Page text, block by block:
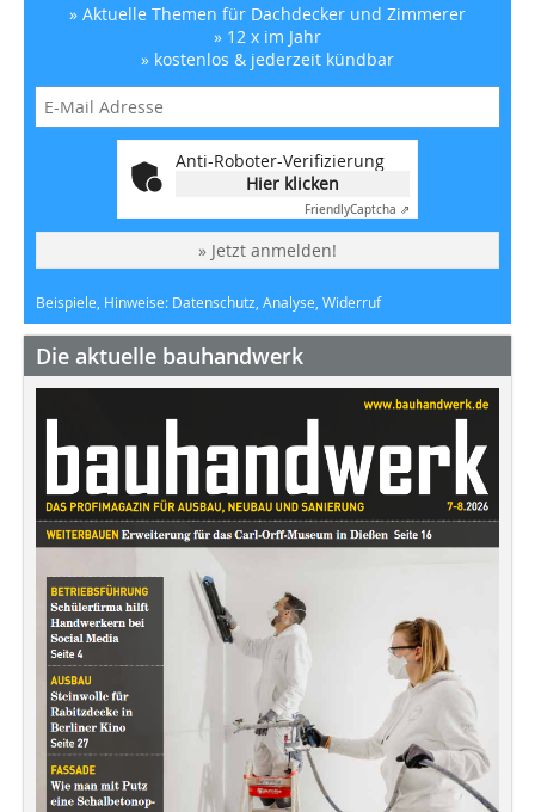
» Aktuelle Themen für Dachdecker und Zimmerer
» 12 x im Jahr
» kostenlos & jederzeit kündbar
Anti-Roboter-Verifizierung
Hier klicken
FriendlyCaptcha ⇗
» Jetzt anmelden!
Beispiele, Hinweise: Datenschutz, Analyse, Widerruf
Die aktuelle bauhandwerk